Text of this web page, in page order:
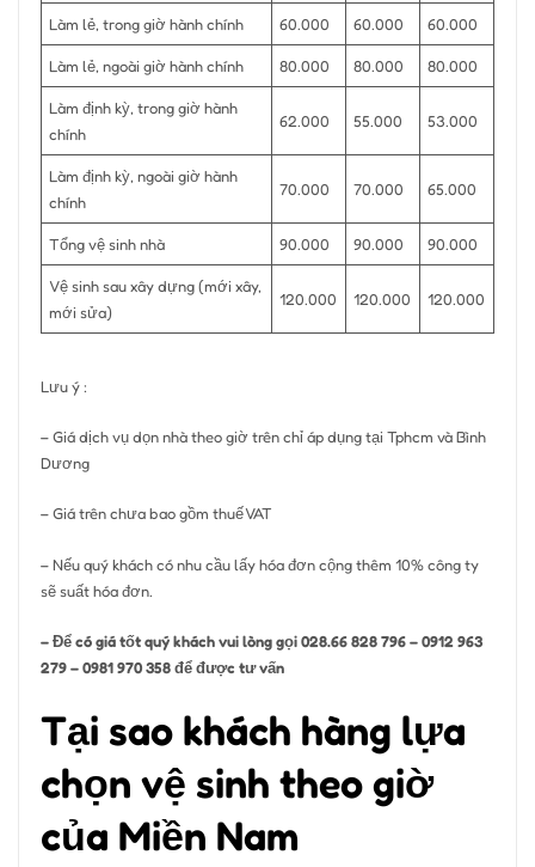
Làm lẻ, trong giờ hành chính 60.000 60.000 60.000
Làm lẻ, ngoài giờ hành chính 80.000 80.000 80.000
Làm định kỳ, trong giờ hành
chính
62.000 55.000 53.000
Làm định kỳ, ngoài giờ hành
chính
70.000 70.000 65.000
Tổng vệ sinh nhà 90.000 90.000 90.000
Vệ sinh sau xây dựng (mới xây,
mới sửa)
120.000 120.000 120.000
Lưu ý :
– Giá dịch vụ dọn nhà theo giờ trên chỉ áp dụng tại Tphcm và Bình
Dương
– Giá trên chưa bao gồm thuế VAT
– Nếu quý khách có nhu cầu lấy hóa đơn cộng thêm 10% công ty
sẽ suất hóa đơn.
– Để có giá tốt quý khách vui lòng gọi 028.66 828 796 – 0912 963
279 – 0981 970 358 để được tư vấn
Tại sao khách hàng lựa
chọn vệ sinh theo giờ
của Miền Nam